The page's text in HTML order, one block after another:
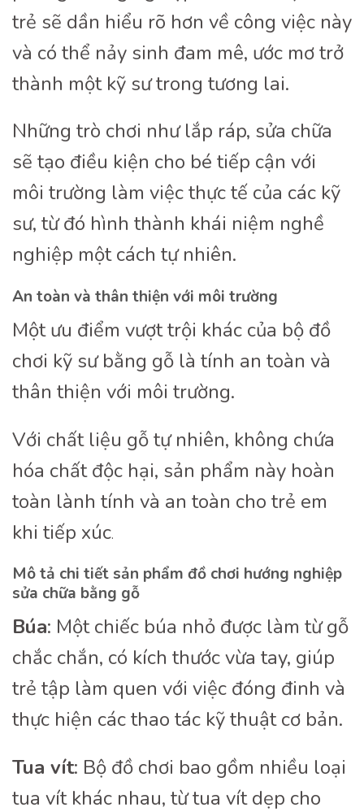
trẻ sẽ dần hiểu rõ hơn về công việc này
và có thể nảy sinh đam mê, ước mơ trở
thành một kỹ sư trong tương lai.
Những trò chơi như lắp ráp, sửa chữa
sẽ tạo điều kiện cho bé tiếp cận với
môi trường làm việc thực tế của các kỹ
sư, từ đó hình thành khái niệm nghề
nghiệp một cách tự nhiên.
An toàn và thân thiện với môi trường
Một ưu điểm vượt trội khác của bộ đồ
chơi kỹ sư bằng gỗ là tính an toàn và
thân thiện với môi trường.
Với chất liệu gỗ tự nhiên, không chứa
hóa chất độc hại, sản phẩm này hoàn
toàn lành tính và an toàn cho trẻ em
khi tiếp xúc.
Mô tả chi tiết sản phẩm đồ chơi hướng nghiệp
sửa chữa bằng gỗ
Búa: Một chiếc búa nhỏ được làm từ gỗ
chắc chắn, có kích thước vừa tay, giúp
trẻ tập làm quen với việc đóng đinh và
thực hiện các thao tác kỹ thuật cơ bản.
Tua vít: Bộ đồ chơi bao gồm nhiều loại
tua vít khác nhau, từ tua vít dẹp cho